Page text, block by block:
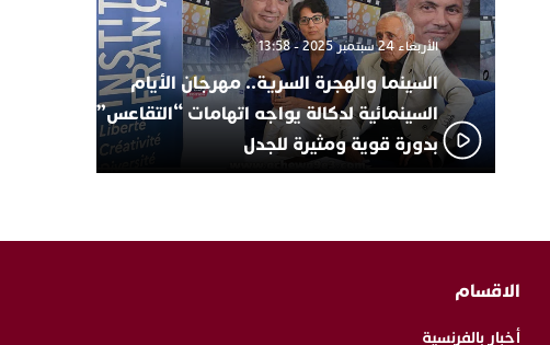
الأربعاء 24 سبتمبر 2025 - 13:58
السينما والهجرة السرية.. مهرجان الأيام
السينمائية لدكالة يواجه اتهامات “التقاعس”
بدورة قوية ومثيرة للجدل
الاقسام
أخبار بالفرنسية